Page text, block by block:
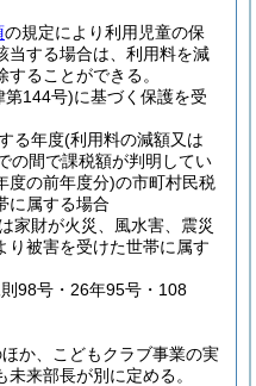
の規定により利用児童の保
当する場合は、利用料を減
ることができる。
第144号)に基づく保護を受
る年度(利用料の減額又は
の間で課税額が判明してい
度の前年度分)の市町村民税
に属する場合
家財が火災、風水害、震災
り被害を受けた世帯に属す
98号・26年95号・108
か、こどもクラブ事業の実
来部長が別に定める。